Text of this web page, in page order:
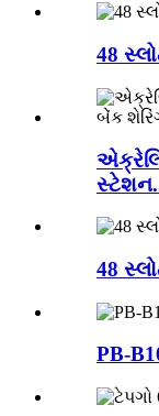
48
48
PB-